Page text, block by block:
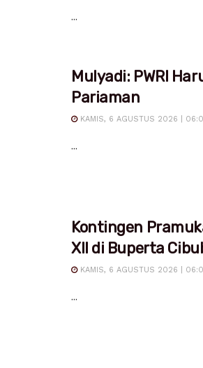
...
Mulyadi: PWRI
Pariaman
KAMIS, 6 AGUSTUS 2026 |
...
Kontingen
XII di Buperta
KAMIS, 6 AGUSTUS 2026 |
...